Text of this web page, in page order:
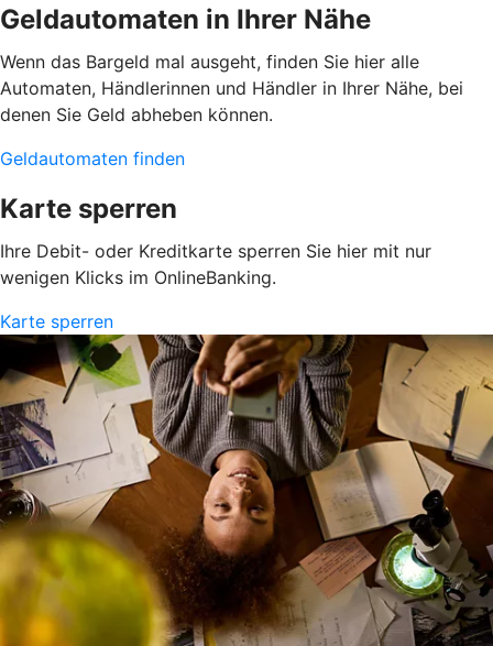
Geldautomaten in Ihrer Nähe
Wenn das Bargeld mal ausgeht, finden Sie hier alle
Automaten, Händlerinnen und Händler in Ihrer Nähe, bei
denen Sie Geld abheben können.
Geldautomaten finden
Karte sperren
Ihre Debit- oder Kreditkarte sperren Sie hier mit nur
wenigen Klicks im OnlineBanking.
Karte sperren